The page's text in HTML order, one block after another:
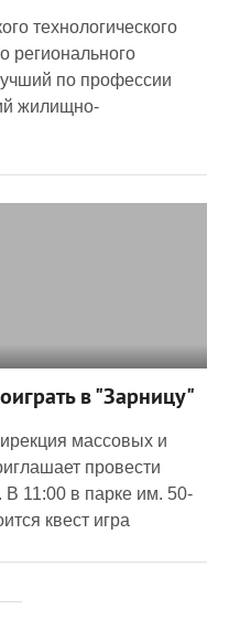
технологического
регионального
по профессии
жилищно-
в "Зарницу"
массовых и
провести
В 11:00 в парке им. 50-
квест игра